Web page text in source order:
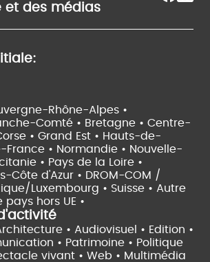
et des médias
Rhône-Alpes •
Comté • Bretagne • Centre-
• Grand Est • Hauts-de-
France • Normandie • Nouvelle-
• Pays de la Loire •
Côte d'Azur • DROM-COM /
Luxembourg • Suisse • Autre
pays hors UE •
• Audiovisuel • Edition •
• Patrimoine • Politique
vivant • Web • Multimédia